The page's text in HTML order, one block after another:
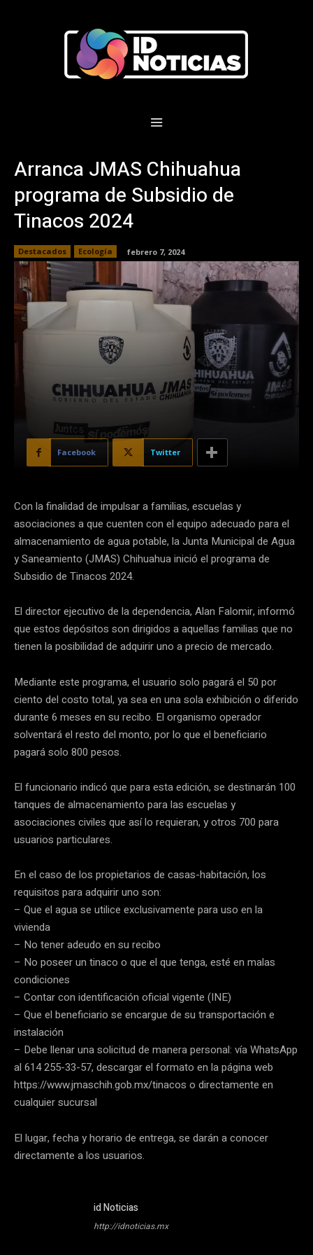
Arranca JMAS Chihuahua
programa de Subsidio de
Tinacos 2024
Destacados Ecología febrero 7, 2024
Facebook Twitter
Con la finalidad de impulsar a familias, escuelas y
asociaciones a que cuenten con el equipo adecuado para el
almacenamiento de agua potable, la Junta Municipal de Agua
y Saneamiento (JMAS) Chihuahua inició el programa de
Subsidio de Tinacos 2024.
El director ejecutivo de la dependencia, Alan Falomir, informó
que estos depósitos son dirigidos a aquellas familias que no
tienen la posibilidad de adquirir uno a precio de mercado.
Mediante este programa, el usuario solo pagará el 50 por
ciento del costo total, ya sea en una sola exhibición o diferido
durante 6 meses en su recibo. El organismo operador
solventará el resto del monto, por lo que el beneficiario
pagará solo 800 pesos.
El funcionario indicó que para esta edición, se destinarán 100
tanques de almacenamiento para las escuelas y
asociaciones civiles que así lo requieran, y otros 700 para
usuarios particulares.
En el caso de los propietarios de casas-habitación, los
requisitos para adquirir uno son:
– Que el agua se utilice exclusivamente para uso en la
vivienda
– No tener adeudo en su recibo
– No poseer un tinaco o que el que tenga, esté en malas
condiciones
– Contar con identificación oficial vigente (INE)
– Que el beneficiario se encargue de su transportación e
instalación
– Debe llenar una solicitud de manera personal: vía WhatsApp
al 614 255-33-57, descargar el formato en la página web
https://www.jmaschih.gob.mx/tinacos o directamente en
cualquier sucursal
El lugar, fecha y horario de entrega, se darán a conocer
directamente a los usuarios.
id Noticias
http://idnoticias.mx